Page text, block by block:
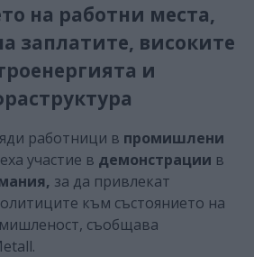
на работни места,
заплатите, високите
и
работници в промишлени
участие в демонстрации в
за да привлекат
към състоянието на
съобщава